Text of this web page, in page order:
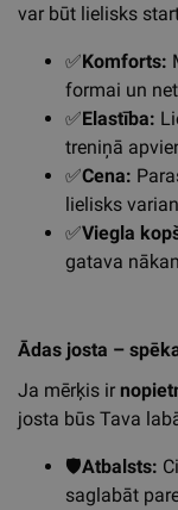
var būt lielisks
✅Komforts:
formai un
✅Elastība:
treniņā
✅Cena:
lielisks
✅Viegla
gatava
Ādas josta –
Ja mērķis ir
josta būs Tava
🛡️Atbalsts:
saglabāt